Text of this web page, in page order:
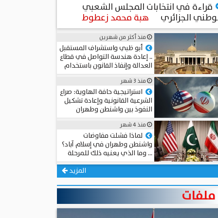
قراءة في انتخابات المجلس الشعبي
الجزائري هبة محمد زعطوط
منذ أكثر من شهرين
أبو ظبي واستشراف المستقبل
.. إعادة هندسة التواصل في قطاع
العدالة وإنفاذ القانون باستخدام
الذكاء الاصطناعي
المستشار د. سامي الطوخي
منذ 3 شهر
استراتيجية حافة الهاوية: صراع
الشرعية القانونية وإعادة تشكيل
النفوذ بين واشنطن وطهران
عميد د. محمد حجاب
منذ 4 شهر
لماذا فشلت مفاوضات
واشنطن وطهران في إسلام آباد؟
… وما الذي يعنيه ذلك للمرحلة
المقبلة؟
المزيد
ملفات